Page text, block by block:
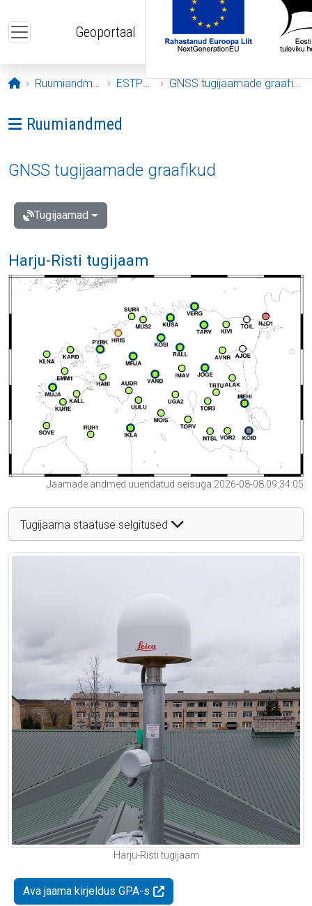
Geoportaal
Avaleht
Ruumiandmed ESTPOS GNSS tugijaamade graafikud
Ava menüü: Ruumiandmed
Ruumiandmed
GNSS tugijaamade graafikud
Tugijaamad
Harju-Risti tugijaam
Jaamade andmed uuendatud seisuga 2026-08-08 09:34:05
Tugijaama staatuse selgitused
Harju-Risti tugijaam
Ava jaama kirjeldus GPA-s